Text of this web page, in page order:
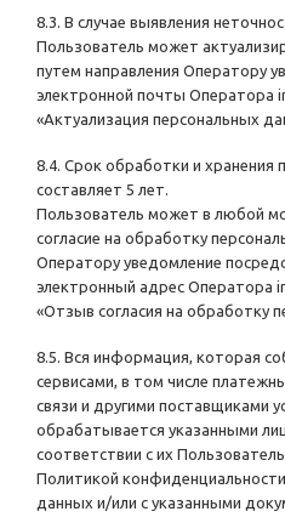
8.3. В случае выявления
Пользователь может
путем направления Оператору
электронной почты Оператора
«Актуализация персональных
8.4. Срок обработки и хранения
составляет 5 лет.
Пользователь может в любой
согласие на обработку
Оператору уведомление
электронный адрес Оператора
«Отзыв согласия на обработку
8.5. Вся информация, которая
сервисами, в том числе
связи и другими поставщиками
обрабатывается указанными
соответствии с их
Политикой
данных и/или с указанными